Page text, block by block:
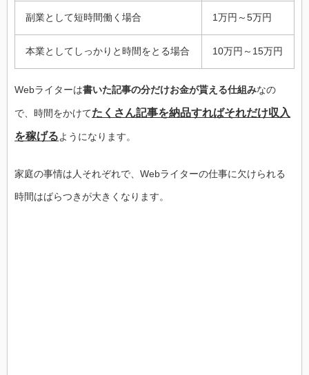
副業として短時間働く場合 1万円～5万円
本業としてしっかりと時間をとる場合 10万円～15万円
Webライターは書いた記事の分だけお金が貰える仕組みなの
で、時間をかけてたくさん記事を納品すればそれだけ収入
を稼げるようになります。
家庭の事情は人それぞれで、Webライターの仕事に欠けられる
時間はばらつきが大きくなります。